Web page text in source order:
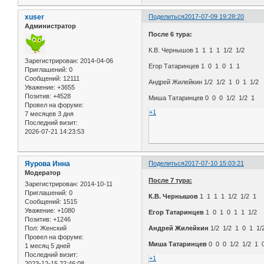
Поделиться2017-07-09 19:28:20
xuser
Администратор
Зарегистрирован: 2014-04-06
Приглашений: 0
Сообщений: 12111
Уважение: +3655
Позитив: +4528
Провел на форуме:
7 месяцев 3 дня
Последний визит:
2026-07-21 14:23:53
После 6 тура:
К.В. Чернышов 1 1 1 1 1/2 1/2
Егор Татаринцев 1 0 1 0 1 1
Андрей Жилейкин 1/2 1/2 1 0 1 1/2
Миша Татаринцев 0 0 0 1/2 1/2 1
+1
Поделиться2017-07-10 15:03:21
Яурова Инна
Модератор
Зарегистрирован: 2014-10-11
Приглашений: 0
Сообщений: 1515
Уважение: +1080
Позитив: +1246
Пол: Женский
Провел на форуме:
1 месяц 5 дней
Последний визит:
После 7 тура:
К.В. Чернышов 1 1 1 1 1/2 1/2 1
Егор Татаринцев 1 0 1 0 1 1 1/2
Андрей Жилейкин 1/2 1/2 1 0 1 1/
Миша Татаринцев 0 0 0 1/2 1/2 1
+1